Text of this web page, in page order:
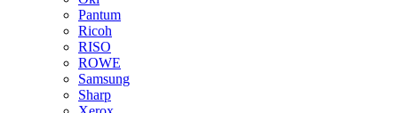
Pantum
Ricoh
RISO
ROWE
Samsung
Sharp